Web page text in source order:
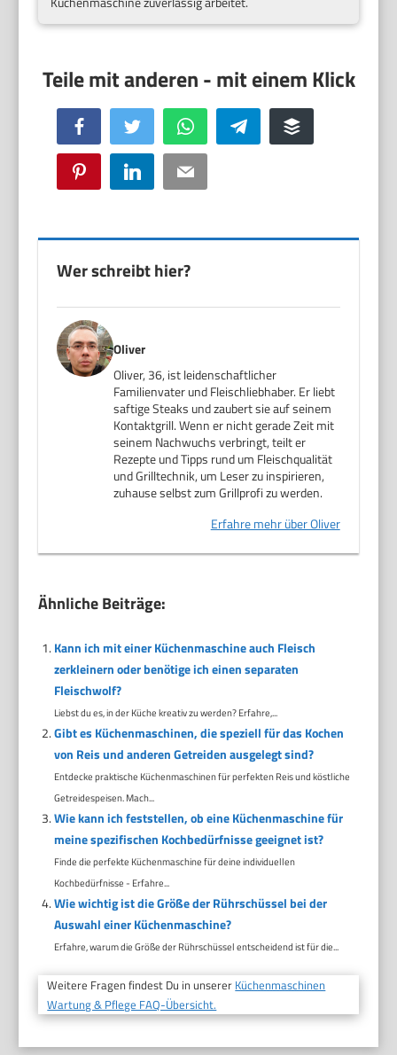
Facebook Twitter WhatsApp Telegram Buffer
Pinterest LinkedIn Email
Wer schreibt hier?
Oliver
Oliver, 36, ist leidenschaftlicher
Familienvater und Fleischliebhaber. Er liebt
saftige Steaks und zaubert sie auf seinem
Kontaktgrill. Wenn er nicht gerade Zeit mit
seinem Nachwuchs verbringt, teilt er
Rezepte und Tipps rund um Fleischqualität
und Grilltechnik, um Leser zu inspirieren,
zuhause selbst zum Grillprofi zu werden.
Erfahre mehr über Oliver
Ähnliche Beiträge:
Kann ich mit einer Küchenmaschine auch Fleisch
zerkleinern oder benötige ich einen separaten
Fleischwolf?
Liebst du es, in der Küche kreativ zu werden? Erfahre,...
Gibt es Küchenmaschinen, die speziell für das Kochen
von Reis und anderen Getreiden ausgelegt sind?
Entdecke praktische Küchenmaschinen für perfekten Reis und köstliche
Getreidespeisen. Mach...
Wie kann ich feststellen, ob eine Küchenmaschine für
meine spezifischen Kochbedürfnisse geeignet ist?
Finde die perfekte Küchenmaschine für deine individuellen
Kochbedürfnisse - Erfahre...
Wie wichtig ist die Größe der Rührschüssel bei der
Auswahl einer Küchenmaschine?
Erfahre, warum die Größe der Rührschüssel entscheidend ist für die...
Weitere Fragen findest Du in unserer Küchenmaschinen
Wartung & Pflege FAQ-Übersicht.